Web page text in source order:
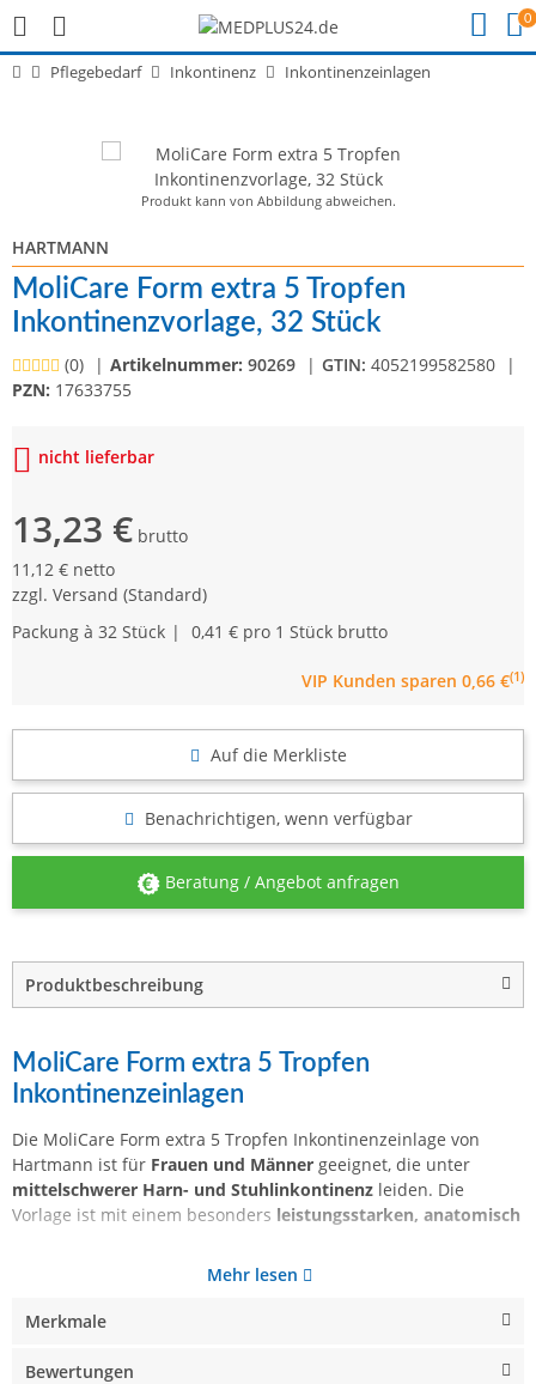
0
Pflegebedarf Inkontinenz Inkontinenzeinlagen
Produkt kann von Abbildung abweichen.
HARTMANN
MoliCare Form extra 5 Tropfen
Inkontinenzvorlage, 32 Stück
(0) Artikelnummer: 90269 GTIN: 4052199582580
PZN: 17633755
nicht lieferbar
13,23 € brutto
11,12 € netto
zzgl. Versand (Standard)
Packung à 32 Stück
0,41 € pro 1 Stück brutto
VIP Kunden sparen 0,66 €(1)
Auf die Merkliste
Benachrichtigen, wenn verfügbar
Beratung / Angebot anfragen
Produktbeschreibung
MoliCare Form extra 5 Tropfen
Inkontinenzeinlagen
Die MoliCare Form extra 5 Tropfen Inkontinenzeinlage von
Hartmann ist für Frauen und Männer geeignet, die unter
mittelschwerer Harn- und Stuhlinkontinenz leiden. Die
Vorlage ist mit einem besonders leistungsstarken, anatomisch
Mehr lesen
Merkmale
Bewertungen